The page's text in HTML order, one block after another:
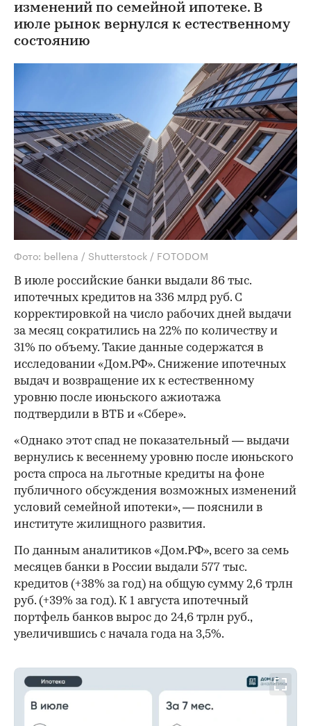
изменений по семейной ипотеке. В
июле рынок вернулся к естественному
состоянию
Фото: bellena / Shutterstock / FOTODOM
В июле российские банки выдали 86 тыс.
ипотечных кредитов на 336 млрд руб. С
корректировкой на число рабочих дней выдачи
за месяц сократились на 22% по количеству и
31% по объему. Такие данные содержатся в
исследовании «Дом.РФ». Снижение ипотечных
выдач и возвращение их к естественному
уровню после июньского ажиотажа
подтвердили в ВТБ и «Сбере».
«Однако этот спад не показательный — выдачи
вернулись к весеннему уровню после июньского
роста спроса на льготные кредиты на фоне
публичного обсуждения возможных изменений
условий семейной ипотеки», — пояснили в
институте жилищного развития.
По данным аналитиков «Дом.РФ», всего за семь
месяцев банки в России выдали 577 тыс.
кредитов (+38% за год) на общую сумму 2,6 трлн
руб. (+39% за год). К 1 августа ипотечный
портфель банков вырос до 24,6 трлн руб.,
увеличившись с начала года на 3,5%.